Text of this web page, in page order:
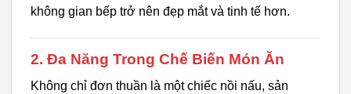
không gian bếp trở nên đẹp mắt và tinh tế hơn.
2. Đa Năng Trong Chế Biến Món Ăn
Không chỉ đơn thuần là một chiếc nồi nấu, sản